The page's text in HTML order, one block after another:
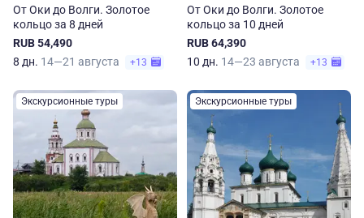
От Оки до Волги. Золотое
кольцо за 8 дней
RUB 54,490
8 дн. 14—21 августа +13
От Оки до Волги. Золотое
кольцо за 10 дней
RUB 64,390
10 дн. 14—23 августа +13
Экскурсионные туры Экскурсионные туры